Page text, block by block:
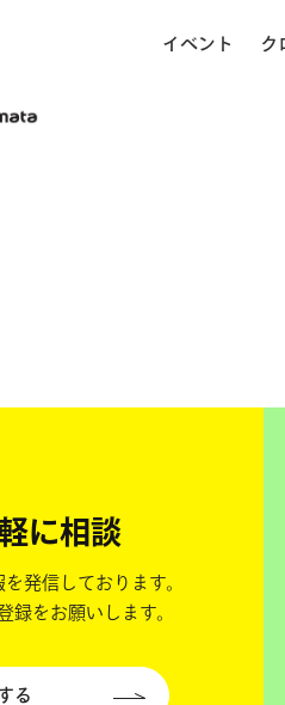
イベント ク
に相談
発信しております。
録をお願いします。
る